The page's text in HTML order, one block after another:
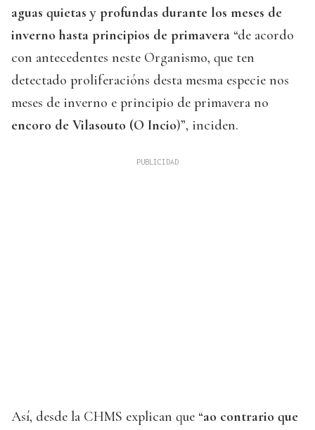
aguas quietas y profundas durante los meses de
inverno hasta principios de primavera “de acordo
con antecedentes neste Organismo, que ten
detectado proliferacións desta mesma especie nos
meses de inverno e principio de primavera no
encoro de Vilasouto (O Incio)”, inciden.
Así, desde la CHMS explican que “ao contrario que